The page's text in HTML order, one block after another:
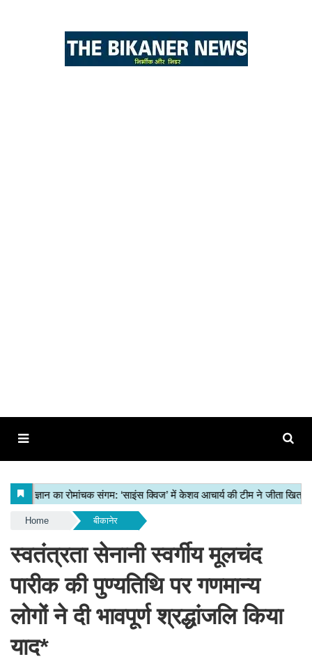
Home बीकानेर
स्वतंत्रता सेनानी स्वर्गीय मूलचंद
पारीक की पुण्यतिथि पर गणमान्य
लोगों ने दी भावपूर्ण श्रद्धांजलि किया
याद*